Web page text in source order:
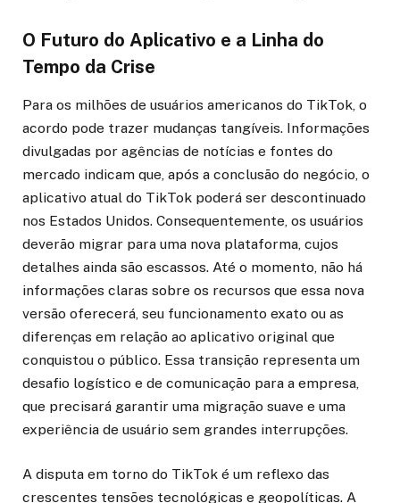
O Futuro do Aplicativo e a Linha do
Tempo da Crise
Para os milhões de usuários americanos do TikTok, o
acordo pode trazer mudanças tangíveis. Informações
divulgadas por agências de notícias e fontes do
mercado indicam que, após a conclusão do negócio, o
aplicativo atual do TikTok poderá ser descontinuado
nos Estados Unidos. Consequentemente, os usuários
deverão migrar para uma nova plataforma, cujos
detalhes ainda são escassos. Até o momento, não há
informações claras sobre os recursos que essa nova
versão oferecerá, seu funcionamento exato ou as
diferenças em relação ao aplicativo original que
conquistou o público. Essa transição representa um
desafio logístico e de comunicação para a empresa,
que precisará garantir uma migração suave e uma
experiência de usuário sem grandes interrupções.
A disputa em torno do TikTok é um reflexo das
crescentes tensões tecnológicas e geopolíticas. A